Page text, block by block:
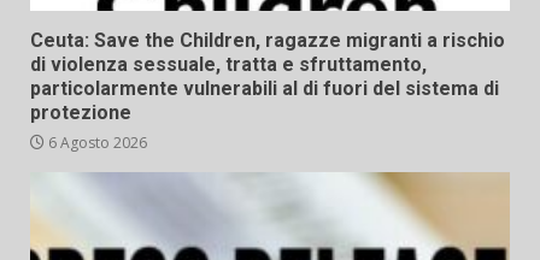
Ceuta: Save the Children, ragazze migranti a rischio
di violenza sessuale, tratta e sfruttamento,
particolarmente vulnerabili al di fuori del sistema di
protezione
6 Agosto 2026